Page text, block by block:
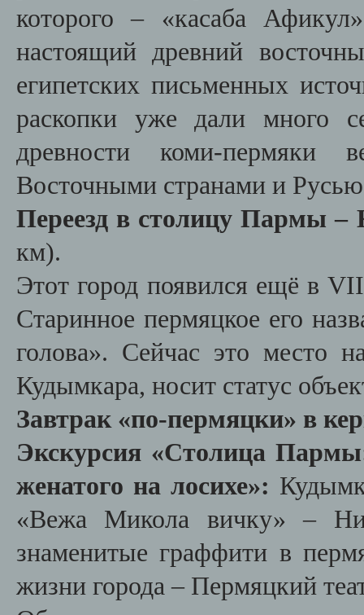
которого – «касаба
настоящий древний
египетских письменных
раскопки уже дали много
древности коми-
Восточными странами и
Переезд в столицу Пармы –
км).
Этот город появился ещё в
Старинное пермяцкое его
голова». Сейчас это место
Кудымкара, носит статус
Завтрак «по-пермяцки» в
Экскурсия «Столица
женатого на лосихе»:
«Вежа Микола вичку» –
знаменитые граффити в
жизни города – Пермяцкий